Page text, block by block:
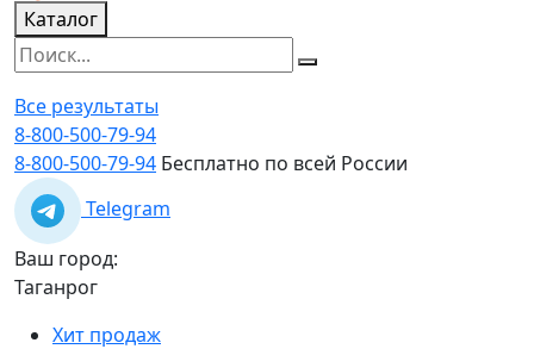
Каталог
Все результаты
8-800-500-79-94
8-800-500-79-94 Бесплатно по всей России
Telegram
Ваш город:
Таганрог
Хит продаж